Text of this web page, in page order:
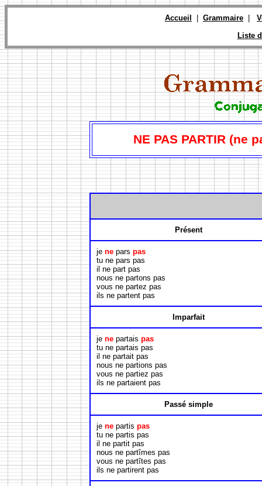
Accueil Grammaire
Liste
NE PAS PARTIR (ne
Présent
je ne pars pas
tu ne pars pas
il ne part pas
nous ne partons pas
vous ne partez pas
ils ne partent pas
Imparfait
je ne partais pas
tu ne partais pas
il ne partait pas
nous ne partions pas
vous ne partiez pas
ils ne partaient pas
Passé simple
je ne partis pas
tu ne partis pas
il ne partit pas
nous ne partîmes pas
vous ne partîtes pas
ils ne partirent pas